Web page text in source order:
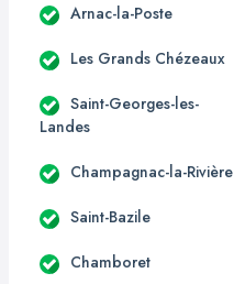
Arnac-la-Poste
Les Grands Chézeaux
Saint-Georges-les-
Landes
Champagnac-la-Rivière
Saint-Bazile
Chamboret